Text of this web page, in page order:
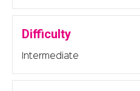
Difficulty
Intermediate